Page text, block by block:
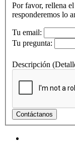
Por favor, rellena
responderemos lo
Tu email:
Tu pregunta:
Descripción